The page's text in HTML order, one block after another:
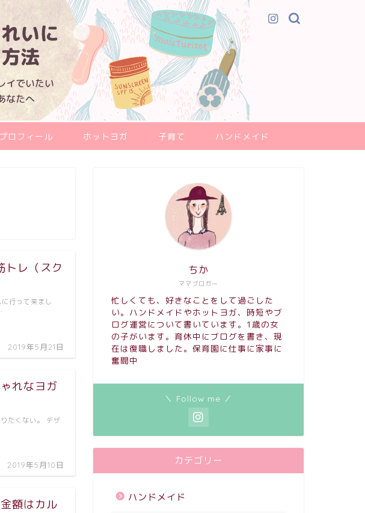
プロフィール ホットヨガ 子育て ハンドメイド
トレ（スク
2019年5月21日
行って来まし
れなヨガ
2019年5月10日
たくない。 デザ
額はカル
ママブロガー
ちか
忙しくても、好きなことをして過ごした
い。ハンドメイドやホットヨガ、時短やブ
ログ運営について書いています。1歳の女
の子がいます。育休中にブログを書き、現
在は復職しました。保育園に仕事に家事に
奮闘中
＼ Follow me ／
カテゴリー
ハンドメイド